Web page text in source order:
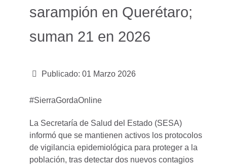
sarampión en Querétaro;
suman 21 en 2026
Publicado: 01 Marzo 2026
#SierraGordaOnline
La Secretaría de Salud del Estado (SESA)
informó que se mantienen activos los protocolos
de vigilancia epidemiológica para proteger a la
población, tras detectar dos nuevos contagios